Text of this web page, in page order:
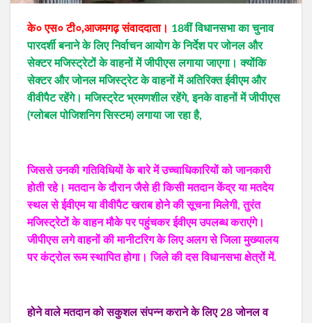
के० एस० टी०,आजमगढ़ संवाददाता। 18वीं विधानसभा का चुनाव
पारदर्शी बनाने के लिए निर्वाचन आयोग के निर्देश पर जोनल और
सेक्टर मजिस्ट्रेटों के वाहनों में जीपीएस लगाया जाएगा। क्योंकि
सेक्टर और जोनल मजिस्ट्रेट के वाहनों में अतिरिक्त ईवीएम और
वीवीपैट रहेंगे। मजिस्ट्रेट भ्रमणशील रहेंगे, इनके वाहनों में जीपीएस
(ग्लोबल पोजिशनिग सिस्टम) लगाया जा रहा है,
जिससे उनकी गतिविधियों के बारे में उच्चाधिकारियों को जानकारी
होती रहे। मतदान के दौरान जैसे ही किसी मतदान केंद्र या मतदेय
स्थल से ईवीएम या वीवीपैट खराब होने की सूचना मिलेगी, तुरंत
मजिस्ट्रेटों के वाहन मौके पर पहुंचकर ईवीएम उपलब्ध कराएंगे।
जीपीएस लगे वाहनों की मानीटरिग के लिए अलग से जिला मुख्यालय
पर कंट्रोल रूम स्थापित होगा। जिले की दस विधानसभा क्षेत्रों में.
होने वाले मतदान को सकुशल संपन्न कराने के लिए 28 जोनल व